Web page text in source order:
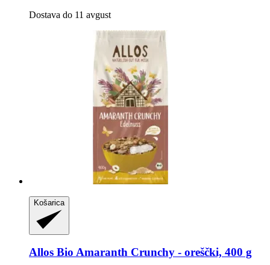
Dostava do 11 avgust
Košarica
Allos Bio Amaranth Crunchy -​ oreščki, 400 g